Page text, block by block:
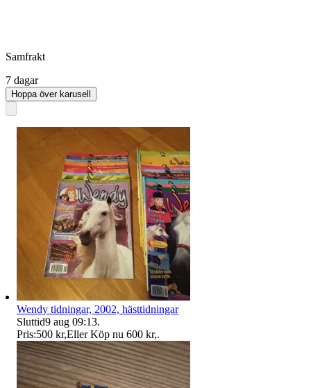
Samfrakt
7 dagar
Hoppa över karusell
Wendy tidningar, 2002, hästtidningar
Sluttid9 aug 09:13.
Pris:500 kr,Eller Köp nu 600 kr,.